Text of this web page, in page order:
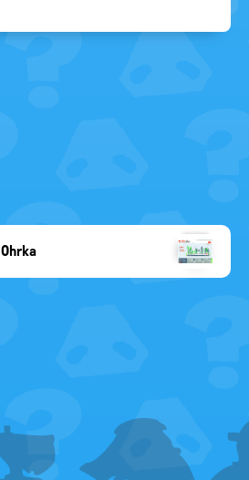
Ohrka